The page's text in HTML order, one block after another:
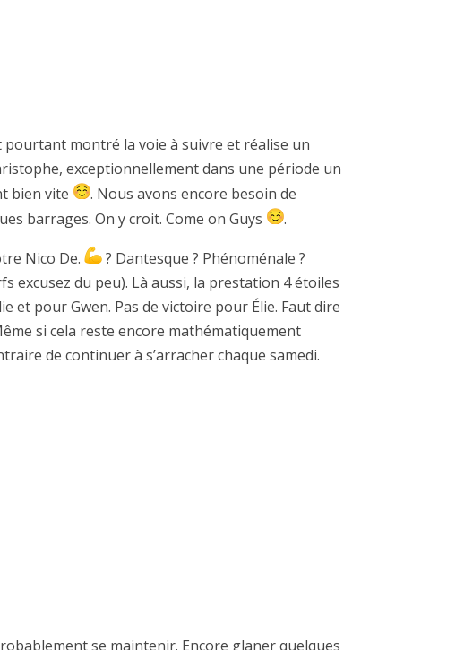
montré la voie à suivre et réalise un
exceptionnellement dans une période un
bien vite
. Nous avons encore besoin de
barrages. On y croit. Come on Guys
.
Nico De.
? Dantesque ? Phénoménale ?
du peu). Là aussi, la prestation 4 étoiles
et pour Gwen. Pas de victoire pour Élie. Faut dire
si cela reste encore mathématiquement
de continuer à s’arracher chaque samedi.
se maintenir. Encore glaner quelques